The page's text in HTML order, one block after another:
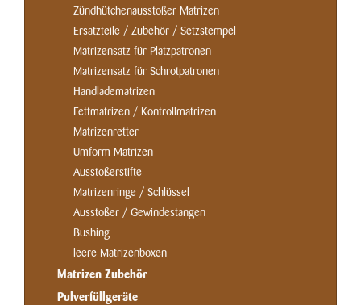
Zündhütchenausstoßer Matrizen
Ersatzteile / Zubehör / Setzstempel
Matrizensatz für Platzpatronen
Matrizensatz für Schrotpatronen
Handladematrizen
Fettmatrizen / Kontrollmatrizen
Matrizenretter
Umform Matrizen
Ausstoßerstifte
Matrizenringe / Schlüssel
Ausstoßer / Gewindestangen
Bushing
leere Matrizenboxen
Matrizen Zubehör
Pulverfüllgeräte